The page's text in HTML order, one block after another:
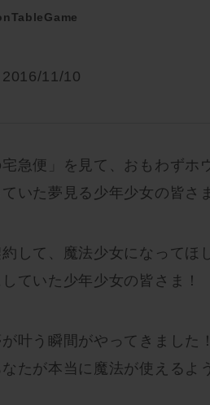
11/10
宅急便」を見て、おもわずホ
いた夢見る少年少女の皆さ
約して、魔法少女になってほ
ていた少年少女の皆さま！
叶う瞬間がやってきました！
たが本当に魔法が使えるよ